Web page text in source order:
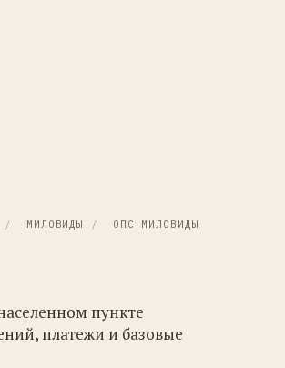
/ МИЛОВИДЫ / ОПС МИЛОВИДЫ
пункте
платежи и базовые